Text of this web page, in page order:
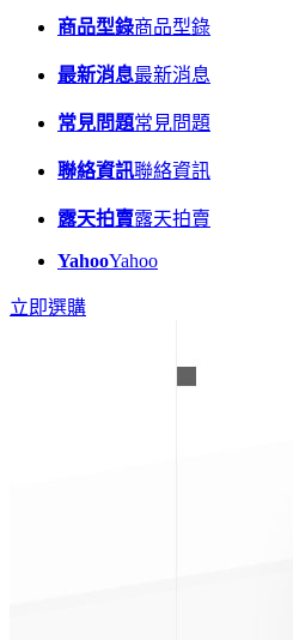
商品型錄商品型錄
最新消息最新消息
常見問題常見問題
聯絡資訊聯絡資訊
露天拍賣露天拍賣
YahooYahoo
立即選購